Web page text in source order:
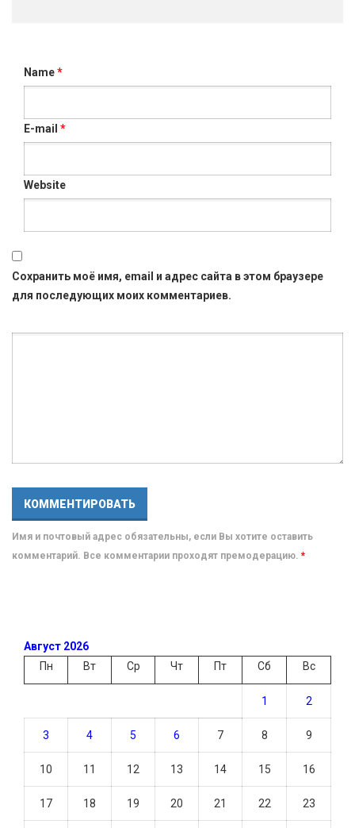
Name*
E-mail *
Website
Сохранить моё имя, email и адрес сайта в этом браузере
для последующих моих комментариев.
Имя и почтовый адрес обязательны, если Вы хотите оставить
комментарий. Все комментарии проходят премодерацию. *
Август 2026
Пн
Вт Ср Чт Пт Сб Вс
1 2
3 4 5 6 7 8 9
10 11 12 13 14 15 16
17 18 19 20 21 22 23